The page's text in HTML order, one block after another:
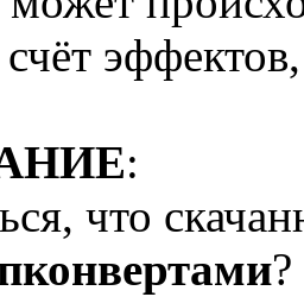
счёт
:
что
?